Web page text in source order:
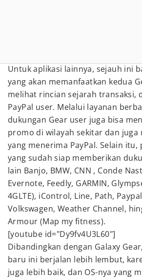
Untuk aplikasi lainnya, sejauh ini
yang akan memanfaatkan kedua
melihat rincian sejarah transaksi,
PayPal user. Melalui layanan
dukungan Gear user juga bisa
promo di wilayah sekitar dan juga
yang menerima PayPal. Selain itu,
yang sudah siap memberikan
lain Banjo, BMW, CNN , Conde
Evernote, Feedly, GARMIN,
4GLTE), iControl, Line, Path,
Volkswagen, Weather Channel,
Armour (Map my fitness).
[youtube id="Dy9fv4U3L60"]
Dibandingkan dengan Galaxy Gear,
baru ini berjalan lebih lembut,
juga lebih baik, dan OS-nya yang